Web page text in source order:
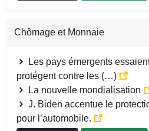
Chômage et Monnaie
Les pays émergents
protégent contre les (…)
La nouvelle mondialisation
J. Biden accentue le
pour l’automobile.